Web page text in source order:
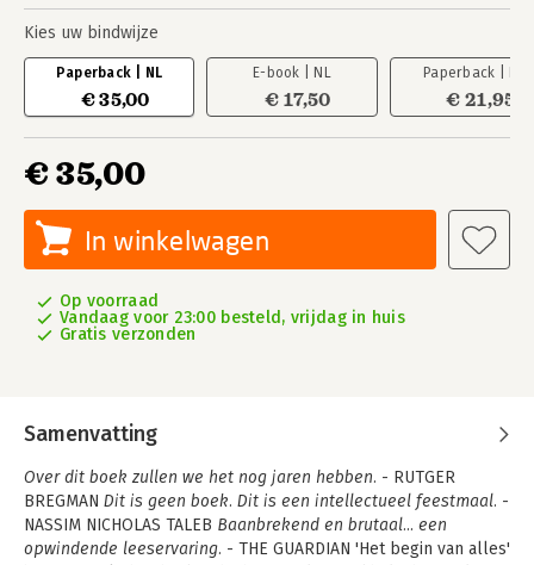
Kies uw bindwijze
Paperback | NL
€ 35,00
E-book | NL
€ 17,50
Paperback | EN
€ 21,95
€ 35,00
In winkelwagen
Op voorraad
Vandaag voor 23:00 besteld, vrijdag in huis
Gratis verzonden
Samenvatting
Over dit boek zullen we het nog jaren hebben. - RUTGER
BREGMAN Dit is geen boek. Dit is een intellectueel feestmaal. -
NASSIM NICHOLAS TALEB Baanbrekend en brutaal... een
opwindende leeservaring. - THE GUARDIAN 'Het begin van alles'